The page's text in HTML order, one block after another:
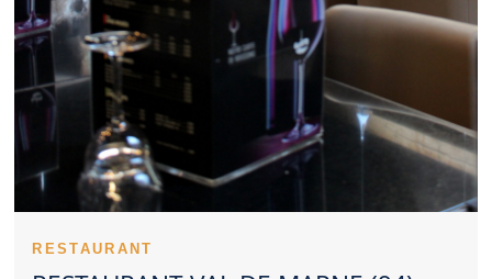
Un Restaurant Val de Marne élégant convient parfaitement aux
repas à deux. Le visuel des assiettes contribue au prestige d’un
Restaurant Val de Marne. La propreté d’un Restaurant Val de
Marne reste indissociable d’une expérience réussie. Évaluer un
Restaurant Val de Marne suppose d’observer la cuisine, le
service et le cadre.
Un Restaurant Val de Marne peut marquer son territoire par la
satisfaction qu’il procure. L’univers d’un Restaurant Val de Marne
se découvre dès les premières minutes. L’implication de l’équipe
fait progresser la perception d’un Restaurant Val de Marne. La
justesse des préparations soutient la réputation d’un Restaurant
Restaurant Val de Marne. Les plats principaux d’un Restaurant
RESTAURANT